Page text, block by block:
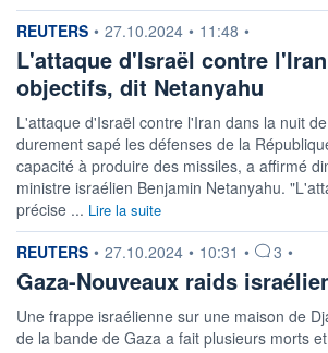
information fournie par
REUTERS • 27.10.2024 • 11:48 •
L'attaque d'Israël contre
objectifs, dit Netanyahu
L'attaque d'Israël contre l'Iran dans la nuit
durement sapé les défenses de la
capacité à produire des missiles, a affirmé
ministre israélien Benjamin Netanyahu.
précise ... Lire la suite
information fournie par
REUTERS • 27.10.2024 • 10:31 • 3 •
Gaza-Nouveaux raids
Une frappe israélienne sur une maison de
de la bande de Gaza a fait plusieurs morts